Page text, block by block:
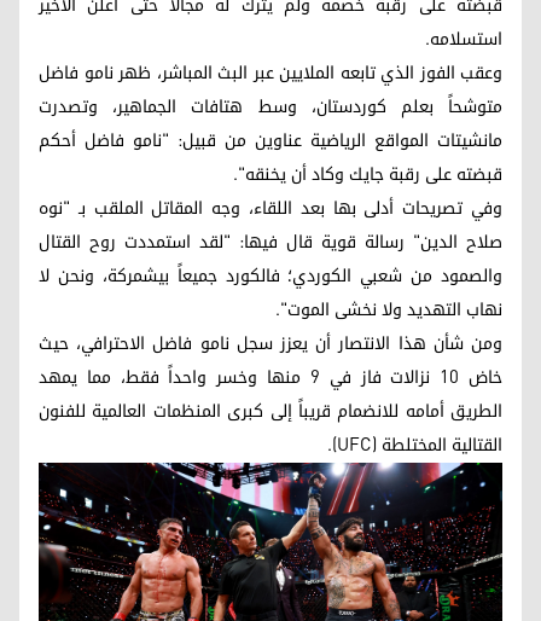
استسلامه.
وعقب الفوز الذي تابعه الملايين عبر البث المباشر، ظهر نامو فاضل
متوشحاً بعلم كوردستان، وسط هتافات الجماهير، وتصدرت
مانشيتات المواقع الرياضية عناوين من قبيل: "نامو فاضل أحكم
قبضته على رقبة جايك وكاد أن يخنقه".
وفي تصريحات أدلى بها بعد اللقاء، وجه المقاتل الملقب بـ "نوه
صلاح الدين" رسالة قوية قال فيها: "لقد استمددت روح القتال
والصمود من شعبي الكوردي؛ فالكورد جميعاً بيشمركة، ونحن لا
نهاب التهديد ولا نخشى الموت".
ومن شأن هذا الانتصار أن يعزز سجل نامو فاضل الاحترافي، حيث
خاض 10 نزالات فاز في 9 منها وخسر واحداً فقط، مما يمهد
الطريق أمامه للانضمام قريباً إلى كبرى المنظمات العالمية للفنون
القتالية المختلطة (UFC).